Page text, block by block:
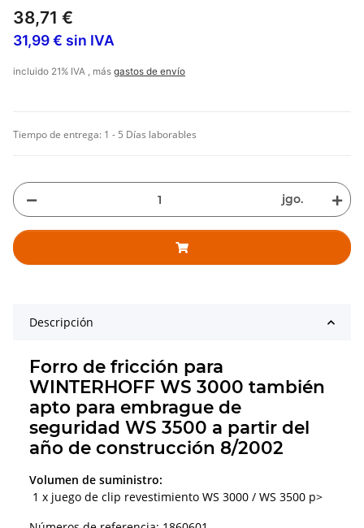
38,71 €
31,99 € sin IVA
incluido 21% IVA , más gastos de envío
Tiempo de entrega: 1 - 5 Días laborables
jgo.
Descripción
Forro de fricción para
WINTERHOFF WS 3000 también
apto para embrague de
seguridad WS 3500 a partir del
año de construcción 8/2002
Volumen de suministro:
1 x juego de clip revestimiento WS 3000 / WS 3500 p>